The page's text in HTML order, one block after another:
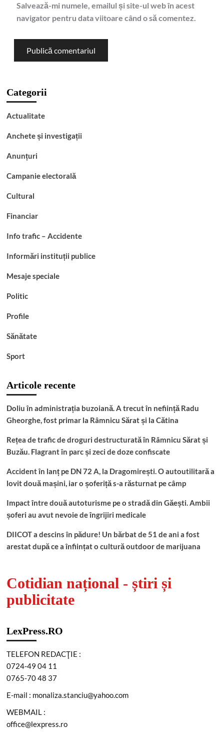
Salvează-mi numele, emailul și site-ul web în acest
navigator pentru data viitoare când o să comentez.
Categorii
Actualitate
Anchete și investigații
Anunțuri
Campanie electorală
Cultural
Financiar
Info trafic – Accidente
Informări instituții publice
Mesaje speciale
Politic
Profile
Sănătate
Sport
Articole recente
Doliu în administrația buzoiană. A trecut în neființă Radu
Gheorghe, fost primar la Râmnicu Sărat și la Cătina
Rețea de trafic de droguri destructurată în Râmnicu Sărat și
Buzău. Flagrant în parc și zeci de doze confiscate
Accident în lanț pe DN 72 A, la Dragomirești. O autoutilitară a
lovit două mașini, iar o șoferiță s-a răsturnat pe câmp
Impact între două autoturisme pe o stradă din Găești. Ambii
șoferi au avut nevoie de îngrijiri medicale
DIICOT a descins în pădure! Un bărbat de 51 de ani a fost
arestat după ce a înființat o cultură outdoor de marijuana
Cotidian național - știri și
publicitate
LexPress.RO
TELEFON REDACŢIE :
0724-49 04 11
0765-70 48 37
E-mail : monaliza.stanciu@yahoo.com
WEBMAIL :
office@lexpress.ro